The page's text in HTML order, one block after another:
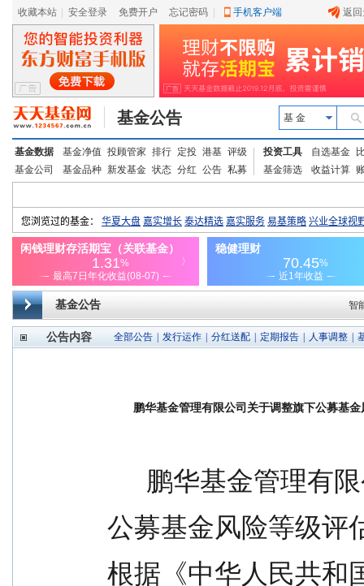
收藏本站 安全登录 免费开户 忘记密码 手机客户端 返
基金公告 基 金
基金数据 基金净值 投顾管家 排行 定投 港基 评级
基金公司
基金品种 新发基金 状态 分红 公告 私募
投资工具 自选基金
基金筛选
收益计算
基金公告 智
公告内容 全部公告 发行运作 分红送配 定期报告 人事调整
鹏华基金管理有限公司关于调整旗下公募基
鹏华基金管
公募基金风险等级